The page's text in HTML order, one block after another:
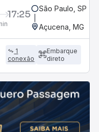
17:25 São Paulo, SP -
Açucena, MG
1
conexão
Embarque
direto